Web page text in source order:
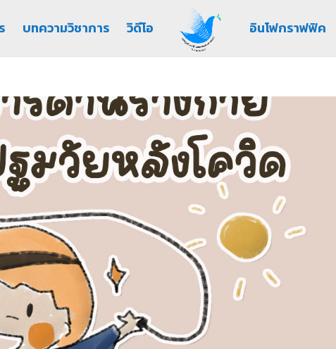
บทความวิชาการ วิดีโอ อินโฟกราฟฟิค